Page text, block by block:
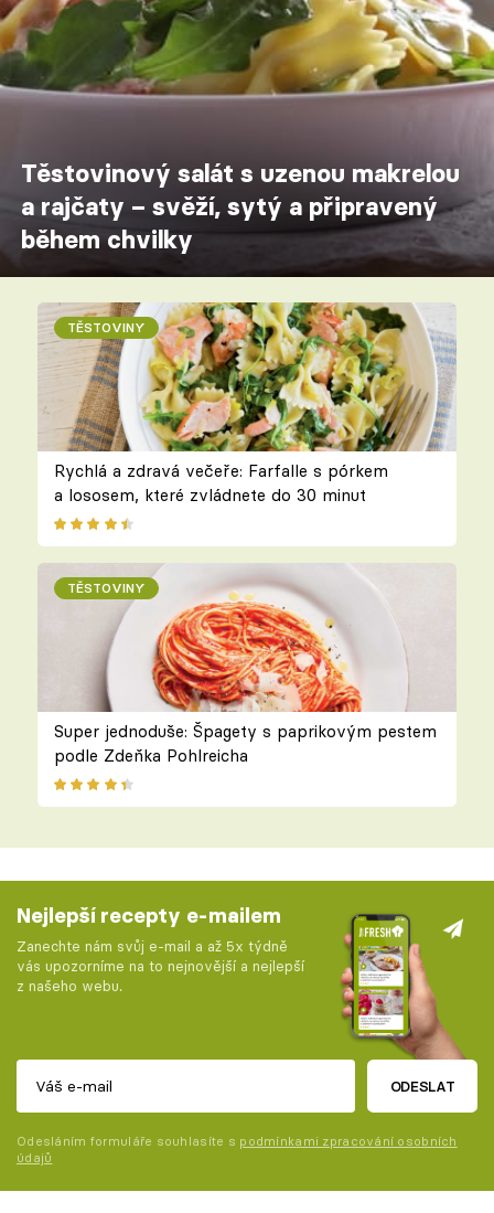
Těstovinový salát s uzenou makrelou
a rajčaty – svěží, sytý a připravený
během chvilky
TĚSTOVINY
Rychlá a zdravá večeře: Farfalle s pórkem
a lososem, které zvládnete do 30 minut
TĚSTOVINY
Super jednoduše: Špagety s paprikovým pestem
podle Zdeňka Pohlreicha
Nejlepší recepty e-mailem
Zanechte nám svůj e-mail a až 5x týdně
vás upozorníme na to nejnovější a nejlepší
z našeho webu.
ODESLAT
Odesláním formuláře souhlasíte s podmínkami zpracování osobních
údajů